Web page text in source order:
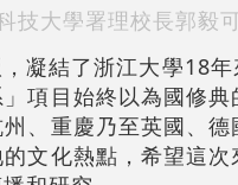
技大學署理校長郭毅
凝結了浙江大學18
項目始終以為國修
、重慶乃至英國、
文化熱點，希望這